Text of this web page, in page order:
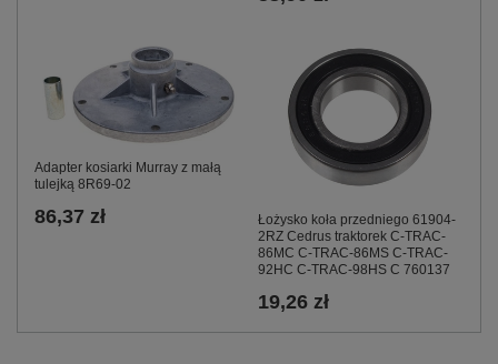
Adapter kosiarki Murray z małą
tulejką 8R69-02
86,37 zł
Łożysko koła przedniego 61904-
2RZ Cedrus traktorek C-TRAC-
86MC C-TRAC-86MS C-TRAC-
92HC C-TRAC-98HS C 760137
19,26 zł